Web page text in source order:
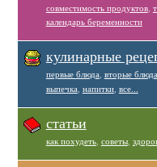
совместимость продуктов,
календарь беременности
кулинарные
первые блюда вторые блюда
выпечка напитки, все...
статьи
как похудеть, советы,